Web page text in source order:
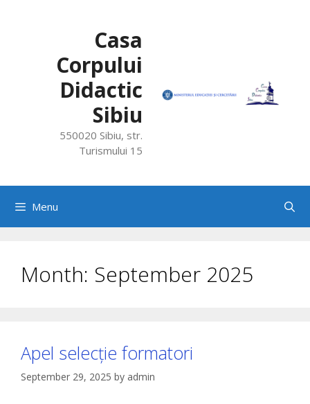
Casa
Corpului
Didactic
Sibiu
550020 Sibiu, str.
Turismului 15
Menu
Month: September 2025
Apel selecție formatori
September 29, 2025 by admin